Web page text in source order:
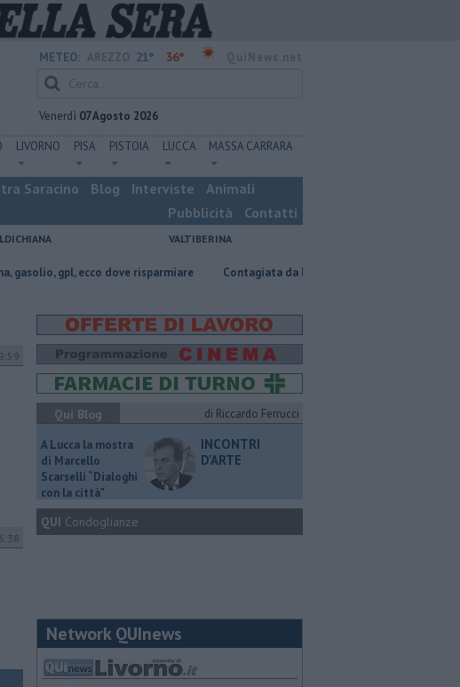
METEO: 21° 36°
Venerdì 07 Agosto 2026
LIVORNO PISA PISTOIA LUCCA MASSA CARRARA
Saracino Blog Interviste
Animali
Pubblicità
Contatti
VALTIBERINA
dove risparmiare Contagiata da legionella, non ce l'ha fatta
Qui Blog di Riccardo Ferrucci
A Lucca la mostra
di Marcello
Scarselli “Dialoghi
con la città"
INCONTRI
D'ARTE
QUI Condoglianze
Network QUInews